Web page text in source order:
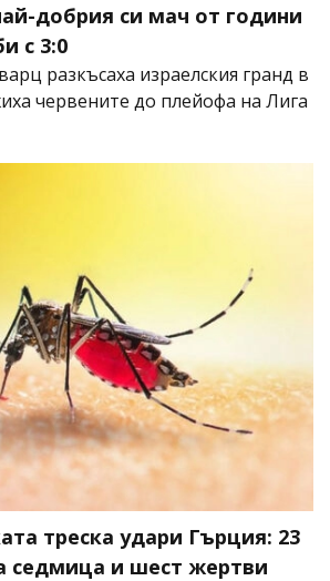
добрия си мач от години
с 3:0
разкъсаха израелския гранд в
червените до плейофа на Лига
треска удари Гърция: 23
седмица и шест жертви